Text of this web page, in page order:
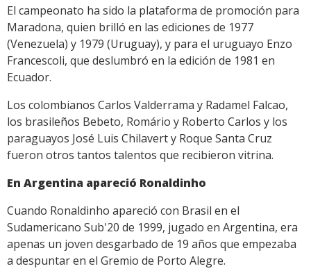
El campeonato ha sido la plataforma de promoción para
Maradona, quien brilló en las ediciones de 1977
(Venezuela) y 1979 (Uruguay), y para el uruguayo Enzo
Francescoli, que deslumbró en la edición de 1981 en
Ecuador.
Los colombianos Carlos Valderrama y Radamel Falcao,
los brasileños Bebeto, Romário y Roberto Carlos y los
paraguayos José Luis Chilavert y Roque Santa Cruz
fueron otros tantos talentos que recibieron vitrina.
En Argentina apareció Ronaldinho
Cuando Ronaldinho apareció con Brasil en el
Sudamericano Sub'20 de 1999, jugado en Argentina, era
apenas un joven desgarbado de 19 años que empezaba
a despuntar en el Gremio de Porto Alegre.